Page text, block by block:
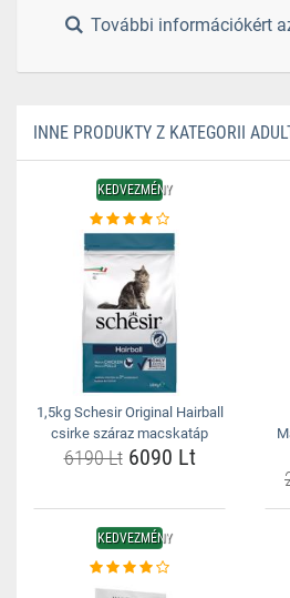
További információkért
INNE PRODUKTY Z KATEGORII
KEDVEZMÉNY
1,5kg Schesir Original Hairball
csirke száraz macskatáp
6190 Lt6090 Lt
KEDVEZMÉNY